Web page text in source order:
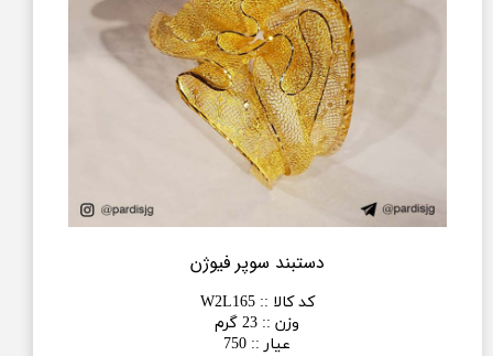
دستبند سوپر فیوژن
کد کالا ::
W2L165
وزن :: 23 گرم
عیار ::
750